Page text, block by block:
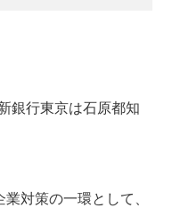
銀行東京は石原都知
対策の一環として、